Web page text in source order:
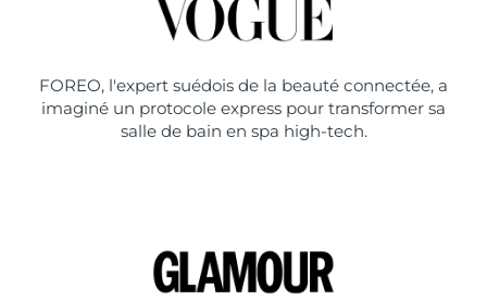
FOREO, l'expert suédois de la beauté connectée, a
imaginé un protocole express pour transformer sa
salle de bain en spa high-tech.